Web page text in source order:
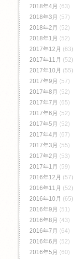
2018年4月 (63)
2018年3月 (57)
2018年2月 (52)
2018年1月 (52)
2017年12月 (63)
2017年11月 (52)
2017年10月 (55)
2017年9月 (57)
2017年8月 (52)
2017年7月 (65)
2017年6月 (52)
2017年5月 (52)
2017年4月 (67)
2017年3月 (55)
2017年2月 (53)
2017年1月 (59)
2016年12月 (57)
2016年11月 (52)
2016年10月 (65)
2016年9月 (51)
2016年8月 (43)
2016年7月 (64)
2016年6月 (52)
2016年5月 (60)